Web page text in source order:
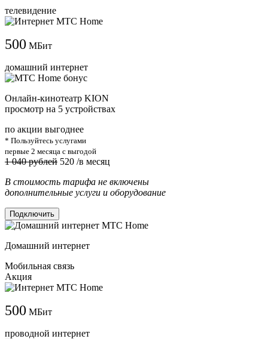
телевидение
500 МБит
домашний интернет
Онлайн-кинотеатр KION
просмотр на 5 устройствах
по акции выгоднее
* Пользуйтесь услугами
первые 2 месяца с выгодой
1 040 рублей 520 /в месяц
В стоимость тарифа не включены
дополнительные услуги и оборудование
Подключить
Домашний интернет
Мобильная связь
Акция
500 МБит
проводной интернет